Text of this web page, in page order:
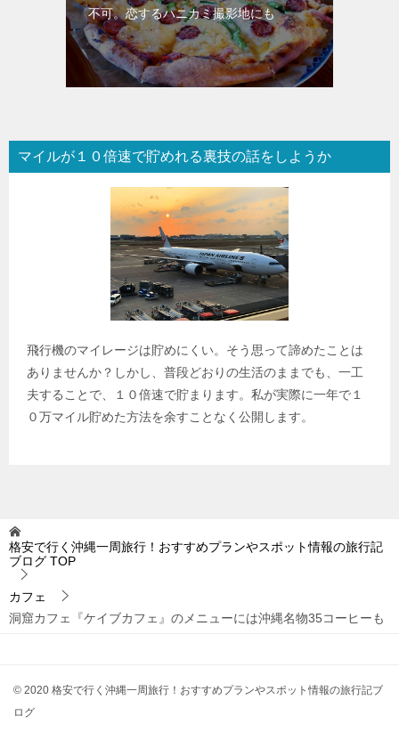
不可。恋するハニカミ撮影地にも
マイルが１０倍速で貯めれる裏技の話をしようか
飛行機のマイレージは貯めにくい。そう思って諦めたことは
ありませんか？しかし、普段どおりの生活のままでも、一工
夫することで、１０倍速で貯まります。私が実際に一年で１
０万マイル貯めた方法を余すことなく公開します。
格安で行く沖縄一周旅行！おすすめプランやスポット情報の旅行記
ブログ TOP
カフェ
洞窟カフェ『ケイブカフェ』のメニューには沖縄名物35コーヒーも
© 2020 格安で行く沖縄一周旅行！おすすめプランやスポット情報の旅行記ブ
ログ